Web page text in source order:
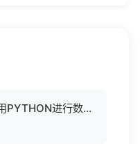
深入浅出PANDAS利用PYTHON进行数据处理与分析 (李庆辉).pdf